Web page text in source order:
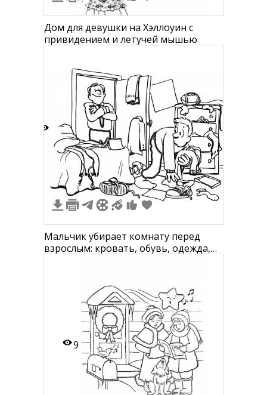
Дом для девушки на Хэллоуин с
привидением и летучей мышью
Мальчик убирает комнату перед
взрослым: кровать, обувь, одежда,
9